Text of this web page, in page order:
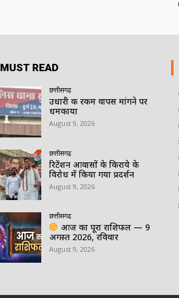
MUST READ
छत्तीसगढ़
उधारी की रकम वापस मांगने पर
धमकाया
August 9, 2026
छत्तीसगढ़
रिटेंशन आवासों के किराये के
विरोध में किया गया प्रदर्शन
August 9, 2026
छत्तीसगढ़
आज का पूरा राशिफल — 9
अगस्त 2026, रविवार
August 9, 2026